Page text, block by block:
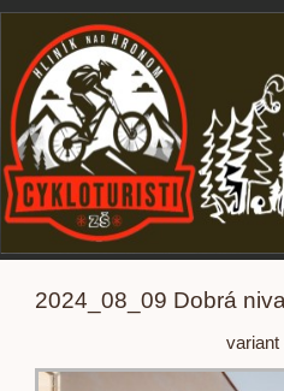
2024_08_09 Dobrá
variant